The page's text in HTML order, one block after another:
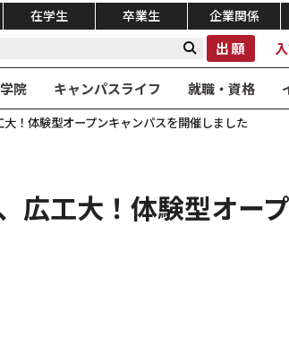
在学生 卒業生 企業関係
出願
院 キャンパスライフ 就職・資格
！体験型オープンキャンパスを開催しました
広工大！体験型オー